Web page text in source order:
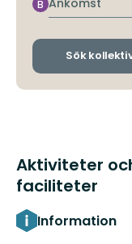
Ankomst
B
Sök
Aktiviteter
faciliteter
Information